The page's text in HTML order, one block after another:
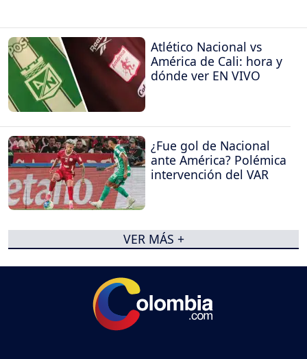
Atlético Nacional vs
América de Cali: hora y
dónde ver EN VIVO
¿Fue gol de Nacional
ante América? Polémica
intervención del VAR
VER MÁS +